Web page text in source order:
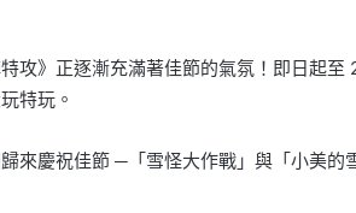
》正逐漸充滿著佳節的氣氛！即日起
特玩。
來慶祝佳節 ─「雪怪大作戰」與「小美